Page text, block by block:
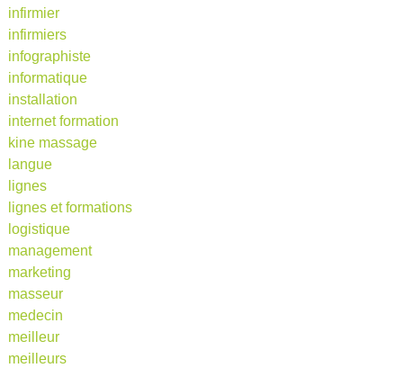
infirmier
infirmiers
infographiste
informatique
installation
internet formation
kine massage
langue
lignes
lignes et formations
logistique
management
marketing
masseur
medecin
meilleur
meilleurs